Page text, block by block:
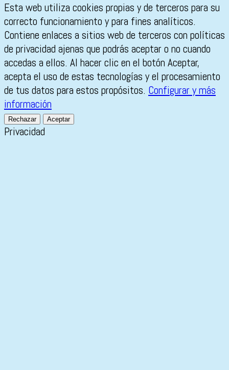
Esta web utiliza cookies propias y de terceros para su
correcto funcionamiento y para fines analíticos.
Contiene enlaces a sitios web de terceros con políticas
de privacidad ajenas que podrás aceptar o no cuando
accedas a ellos. Al hacer clic en el botón Aceptar,
acepta el uso de estas tecnologías y el procesamiento
de tus datos para estos propósitos. Configurar y más
información
Rechazar Aceptar
Privacidad